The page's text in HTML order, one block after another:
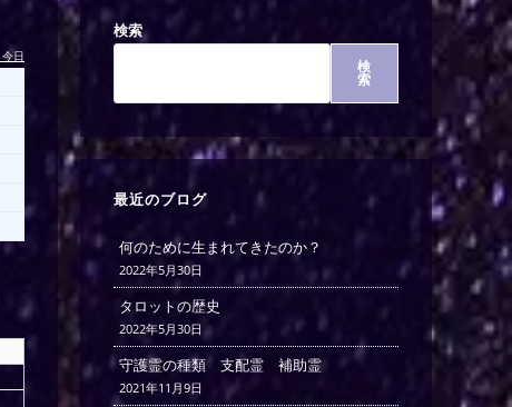
日
検索
検
索
最近のブログ
何のために生まれてきたのか？
2022年5月30日
タロットの歴史
2022年5月30日
守護霊の種類 支配霊 補助霊
2021年11月9日